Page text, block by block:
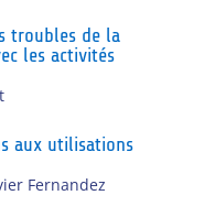
troubles de la
les activités
aux utilisations
Fernandez